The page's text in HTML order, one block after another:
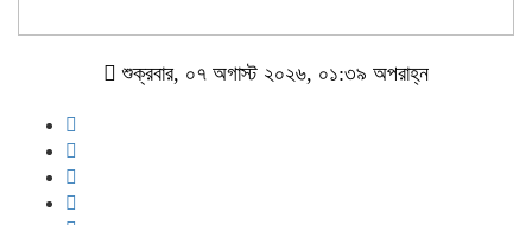
শুক্রবার, ০৭ অগাস্ট ২০২৬, ০১:৩৯ অপরাহ্ন